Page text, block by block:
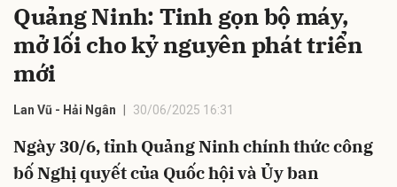
Quảng Ninh: Tinh gọn bộ máy,
mở lối cho kỷ nguyên phát triển
mới
Lan Vũ - Hải Ngân 30/06/2025 16:31
Ngày 30/6, tỉnh Quảng Ninh chính thức công
bố Nghị quyết của Quốc hội và Ủy ban
Hủy